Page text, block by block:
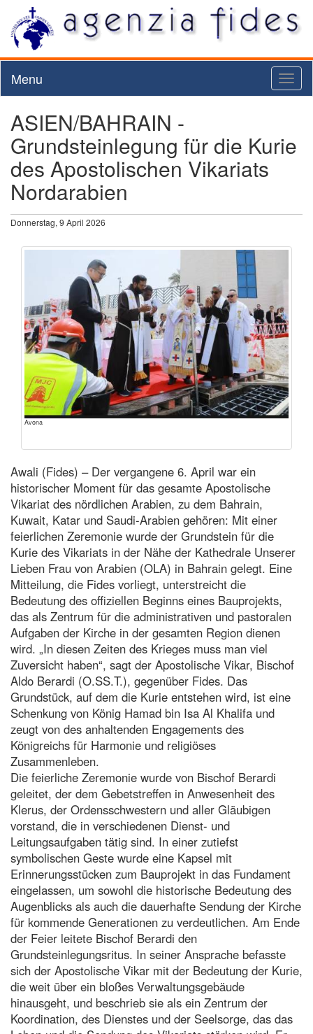
Menu
ASIEN/BAHRAIN -
Grundsteinlegung für die Kurie
des Apostolischen Vikariats
Nordarabien
Donnerstag, 9 April 2026
Avona
Awali (Fides) – Der vergangene 6. April war ein
historischer Moment für das gesamte Apostolische
Vikariat des nördlichen Arabien, zu dem Bahrain,
Kuwait, Katar und Saudi-Arabien gehören: Mit einer
feierlichen Zeremonie wurde der Grundstein für die
Kurie des Vikariats in der Nähe der Kathedrale Unserer
Lieben Frau von Arabien (OLA) in Bahrain gelegt. Eine
Mitteilung, die Fides vorliegt, unterstreicht die
Bedeutung des offiziellen Beginns eines Bauprojekts,
das als Zentrum für die administrativen und pastoralen
Aufgaben der Kirche in der gesamten Region dienen
wird. „In diesen Zeiten des Krieges muss man viel
Zuversicht haben“, sagt der Apostolische Vikar, Bischof
Aldo Berardi (O.SS.T.), gegenüber Fides. Das
Grundstück, auf dem die Kurie entstehen wird, ist eine
Schenkung von König Hamad bin Isa Al Khalifa und
zeugt von des anhaltenden Engagements des
Königreichs für Harmonie und religiöses
Zusammenleben.
Die feierliche Zeremonie wurde von Bischof Berardi
geleitet, der dem Gebetstreffen in Anwesenheit des
Klerus, der Ordensschwestern und aller Gläubigen
vorstand, die in verschiedenen Dienst- und
Leitungsaufgaben tätig sind. In einer zutiefst
symbolischen Geste wurde eine Kapsel mit
Erinnerungsstücken zum Bauprojekt in das Fundament
eingelassen, um sowohl die historische Bedeutung des
Augenblicks als auch die dauerhafte Sendung der Kirche
für kommende Generationen zu verdeutlichen. Am Ende
der Feier leitete Bischof Berardi den
Grundsteinlegungsritus. In seiner Ansprache befasste
sich der Apostolische Vikar mit der Bedeutung der Kurie,
die weit über ein bloßes Verwaltungsgebäude
hinausgeht, und beschrieb sie als ein Zentrum der
Koordination, des Dienstes und der Seelsorge, das das